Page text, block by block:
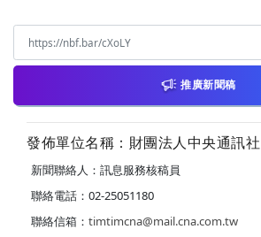
推廣新聞稿
發佈單位名稱：財團法人中央通訊社
新聞聯絡人：訊息服務核稿員
聯絡電話：02-25051180
聯絡信箱： timtimcna@mail.cna.com.tw